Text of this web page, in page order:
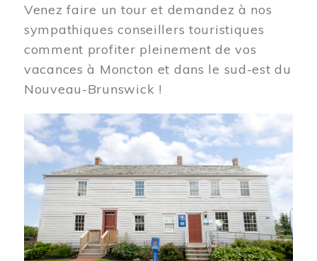
Venez faire un tour et demandez à nos
sympathiques conseillers touristiques
comment profiter pleinement de vos
vacances à Moncton et dans le sud-est du
Nouveau-Brunswick !
Image